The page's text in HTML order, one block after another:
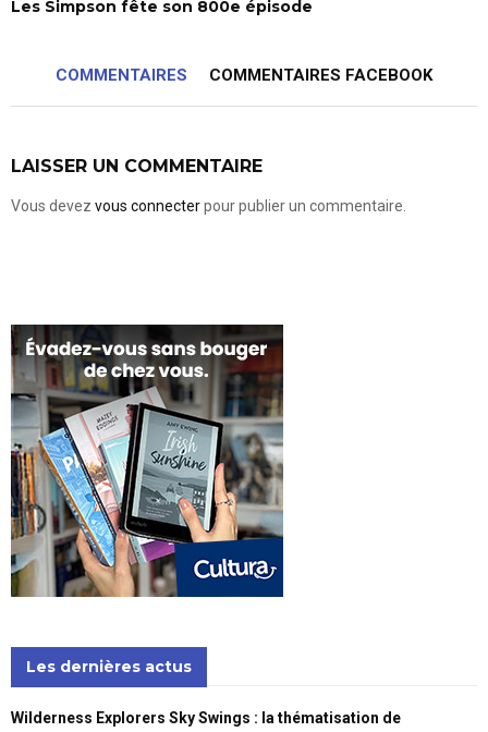
Les Simpson fête son 800e épisode
COMMENTAIRES COMMENTAIRES FACEBOOK
LAISSER UN COMMENTAIRE
Vous devez vous connecterpour publier un commentaire.
Les dernières actus
Wilderness Explorers Sky Swings : la thématisation de